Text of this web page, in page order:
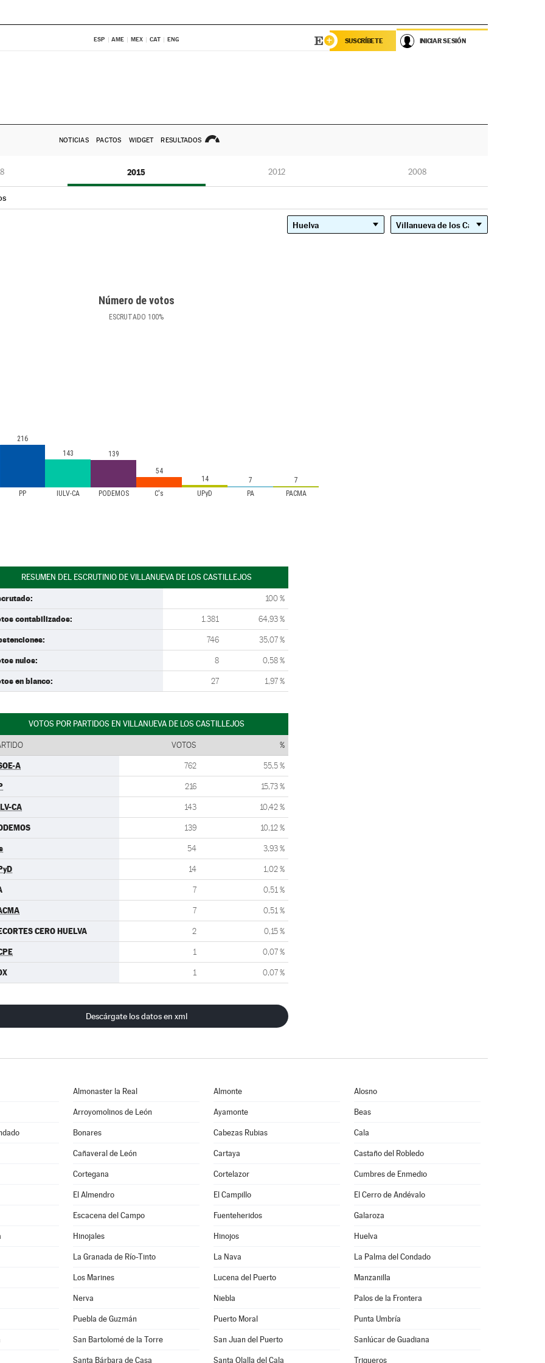
ESP AME MEX CAT ENG SUSCRÍBETE INICIAR SESIÓN
NOTICIAS PACTOS WIDGET RESULTADOS
2015 2012 2008
Número de votos
ESCRUTADO 100%
PP IULV-CA PODEMOS C's UPyD PA PACMA
216
143
139
54
14
7 7
RESUMEN DEL ESCRUTINIO DE VILLANUEVA DE LOS CASTILLEJOS
100 %
contabilizados: 1.381 64,93 %
746 35,07 %
nulos: 8 0,58 %
en blanco: 27 1,97 %
VOTOS POR PARTIDOS EN VILLANUEVA DE LOS CASTILLEJOS
VOTOS %
A 762 55,5 %
216 15,73 %
CA 143 10,42 %
139 10,12 %
54 3,93 %
14 1,02 %
7 0,51 %
7 0,51 %
CERO HUELVA 2 0,15 %
1 0,07 %
1 0,07 %
Descárgate los datos en xml
Almonaster la Real Almonte Alosno
Arroyomolinos de León Ayamonte Beas
Bonares Cabezas Rubias Cala
Cañaveral de León Cartaya Castaño del Robledo
Cortegana Cortelazor Cumbres de Enmedio
El Almendro El Campillo El Cerro de Andévalo
Escacena del Campo Fuenteheridos Galaroza
Hinojales Hinojos Huelva
La Granada de Río-Tinto La Nava La Palma del Condado
Los Marines Lucena del Puerto Manzanilla
Nerva Niebla Palos de la Frontera
Puebla de Guzmán Puerto Moral Punta Umbría
San Bartolomé de la Torre San Juan del Puerto Sanlúcar de Guadiana
Santa Bárbara de Casa Santa Olalla del Cala Trigueros